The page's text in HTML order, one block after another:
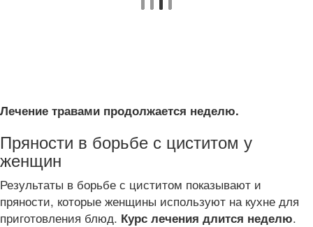
Лечение травами продолжается неделю.
Пряности в борьбе с циститом у
женщин
Результаты в борьбе с циститом показывают и
пряности, которые женщины используют на кухне для
приготовления блюд. Курс лечения длится неделю.